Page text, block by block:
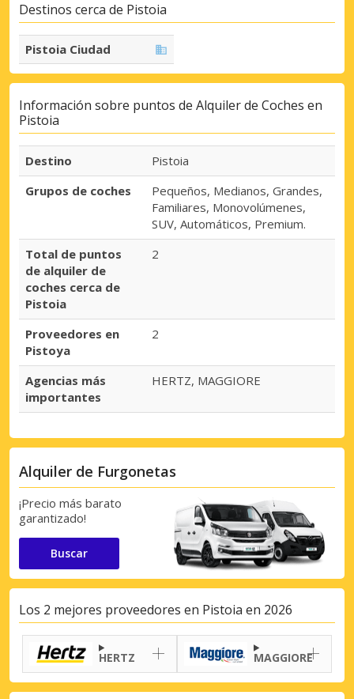
Destinos cerca de Pistoia
Pistoia Ciudad
Información sobre puntos de Alquiler de Coches en
Pistoia
Destino
Pistoia
Grupos de coches
Pequeños, Medianos, Grandes,
Familiares, Monovolúmenes,
SUV, Automáticos, Premium.
Total de puntos
de alquiler de
coches cerca de
Pistoia
2
Proveedores en
Pistoya
2
Agencias más
importantes
HERTZ, MAGGIORE
Alquiler de Furgonetas
¡Precio más barato
garantizado!
Buscar
Los 2 mejores proveedores en Pistoia en 2026
HERTZ MAGGIORE